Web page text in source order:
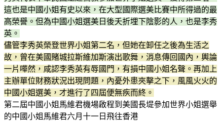
這也是中國小姐有史以來，在大型國際選美比賽中所得過的最
高榮譽。但為中國小姐選美日後夭折埋下陰影的人，也是李秀
英。
儘管李秀英榮登世界小姐第二名，但她在卸任之後為生活之
故，曾在美國賭城拉斯維加斯演出歌舞，消息傳回國內，輿論
一片嘩然，咸認李秀英有辱國門，有損中國小姐名聲。再加上
主辦單位財務狀況出現問題，內憂外患夾擊之下，風風火火的
中國小姐選美，才進行了四屆便無疾而終。
第二屆中國小姐馬維君機場啟程到美國長堤參加世界小姐選舉
的中國小姐馬維君六月十一日飛往香港